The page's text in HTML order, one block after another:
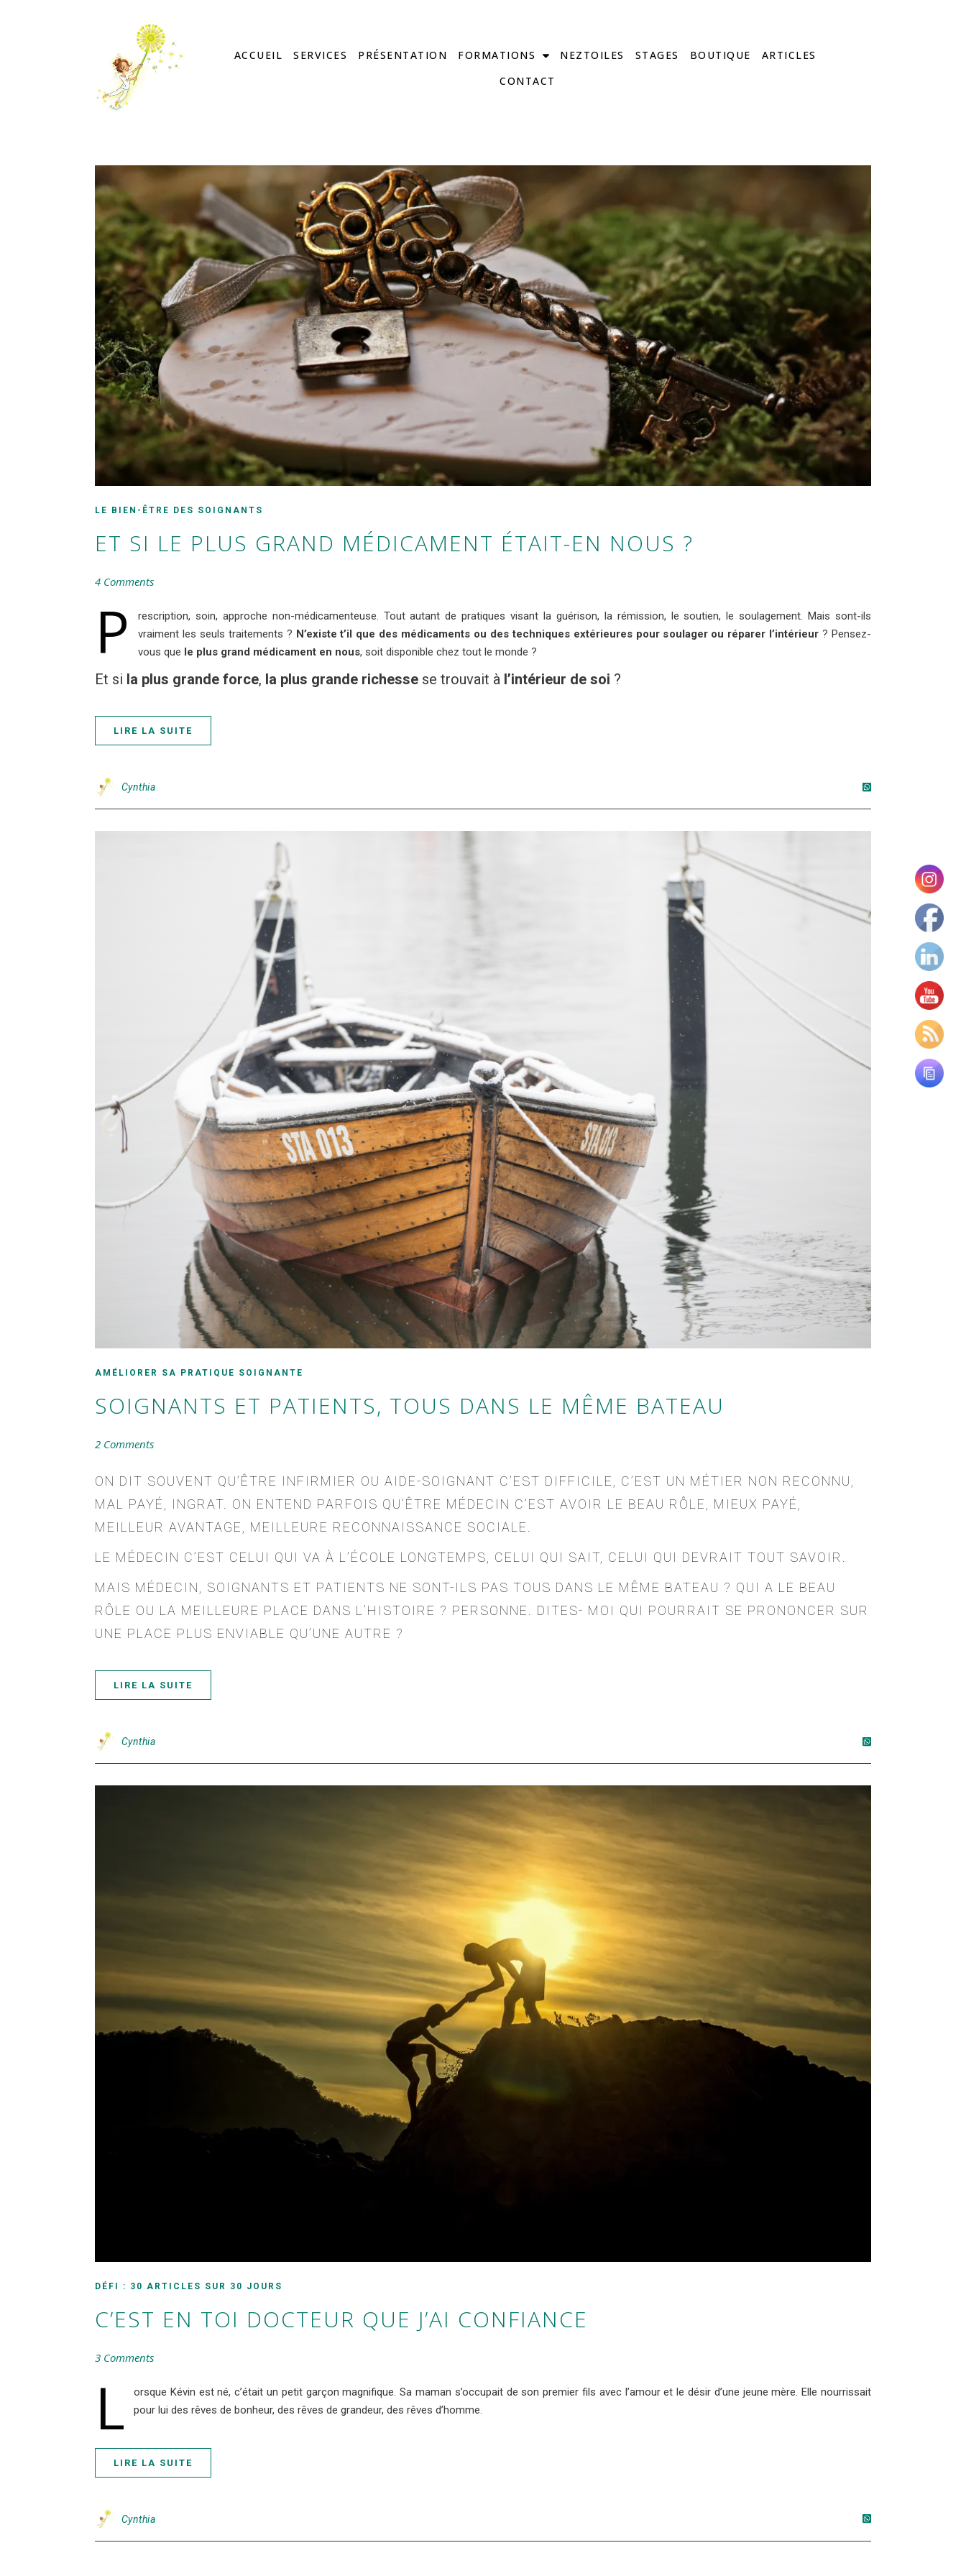
ACCUEIL SERVICES PRÉSENTATION FORMATIONS NEZTOILES STAGES BOUTIQUE
ARTICLES
CONTACT
LE BIEN-ÊTRE DES SOIGNANTS
ET SI LE PLUS GRAND MÉDICAMENT ÉTAIT-EN NOUS ?
4 Comments
P
rescription, soin, approche non-médicamenteuse. Tout autant de pratiques visant la guérison, la rémission, le soutien, le soulagement. Mais sont-ils
vraiment les seuls traitements ? N’existe t’il que des médicaments ou des techniques extérieures pour soulager ou réparer l’intérieur ? Pensez-
vous que le plus grand médicament en nous, soit disponible chez tout le monde ?
Et si la plus grande force, la plus grande richesse se trouvait à l’intérieur de soi ?
LIRE LA SUITE
Cynthia
AMÉLIORER SA PRATIQUE SOIGNANTE
SOIGNANTS ET PATIENTS, TOUS DANS LE MÊME BATEAU
2 Comments
ON DIT SOUVENT QU’ÊTRE INFIRMIER OU AIDE-SOIGNANT C’EST DIFFICILE, C’EST UN MÉTIER NON RECONNU,
MAL PAYÉ, INGRAT. ON ENTEND PARFOIS QU’ÊTRE MÉDECIN C’EST AVOIR LE BEAU RÔLE, MIEUX PAYÉ,
MEILLEUR AVANTAGE, MEILLEURE RECONNAISSANCE SOCIALE.
LE MÉDECIN C’EST CELUI QUI VA À L’ÉCOLE LONGTEMPS, CELUI QUI SAIT, CELUI QUI DEVRAIT TOUT SAVOIR.
MAIS MÉDECIN, SOIGNANTS ET PATIENTS NE SONT-ILS PAS TOUS DANS LE MÊME BATEAU ? QUI A LE BEAU
RÔLE OU LA MEILLEURE PLACE DANS L’HISTOIRE ? PERSONNE. DITES- MOI QUI POURRAIT SE PRONONCER SUR
UNE PLACE PLUS ENVIABLE QU’UNE AUTRE ?
LIRE LA SUITE
Cynthia
DÉFI : 30 ARTICLES SUR 30 JOURS
C’EST EN TOI DOCTEUR QUE J’AI CONFIANCE
3 Comments
L
orsque Kévin est né, c’était un petit garçon magnifique. Sa maman s’occupait de son premier fils avec l’amour et le désir d’une jeune mère. Elle nourrissait
pour lui des rêves de bonheur, des rêves de grandeur, des rêves d’homme.
LIRE LA SUITE
Cynthia